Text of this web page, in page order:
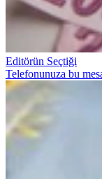
Editörün Seçtiği
Telefonunuza bu